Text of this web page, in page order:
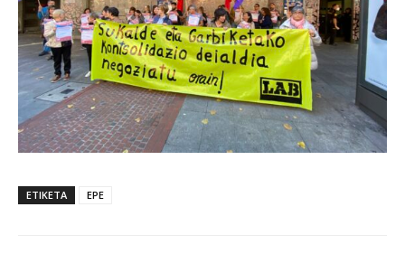
ETIKETA EPE